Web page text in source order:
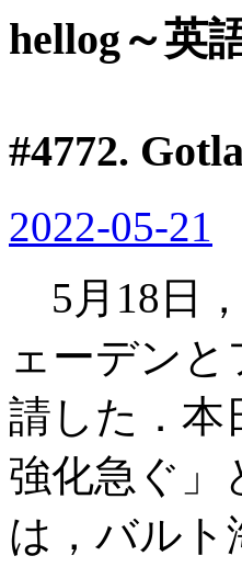
hellog～英
#4772.
2022-05-21
5月18日
ェーデン
請した．
強化急ぐ」
は，バル